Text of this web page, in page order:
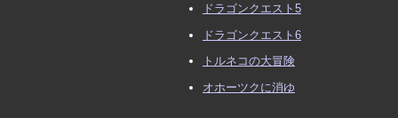
ドラゴンクエスト5
ドラゴンクエスト6
トルネコの大冒険
オホーツクに消ゆ